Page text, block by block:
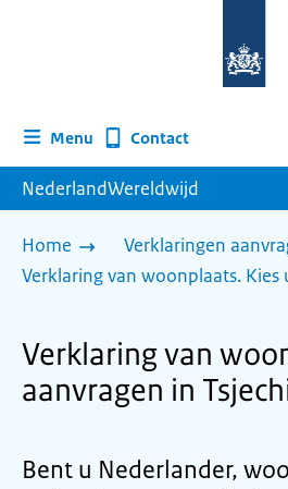
homepage
Menu Contact
NederlandWereldwijd
Home
Verklaringen
Verklaring van woonplaats. Kies
Verklaring van
aanvragen in
Bent u Nederlander,